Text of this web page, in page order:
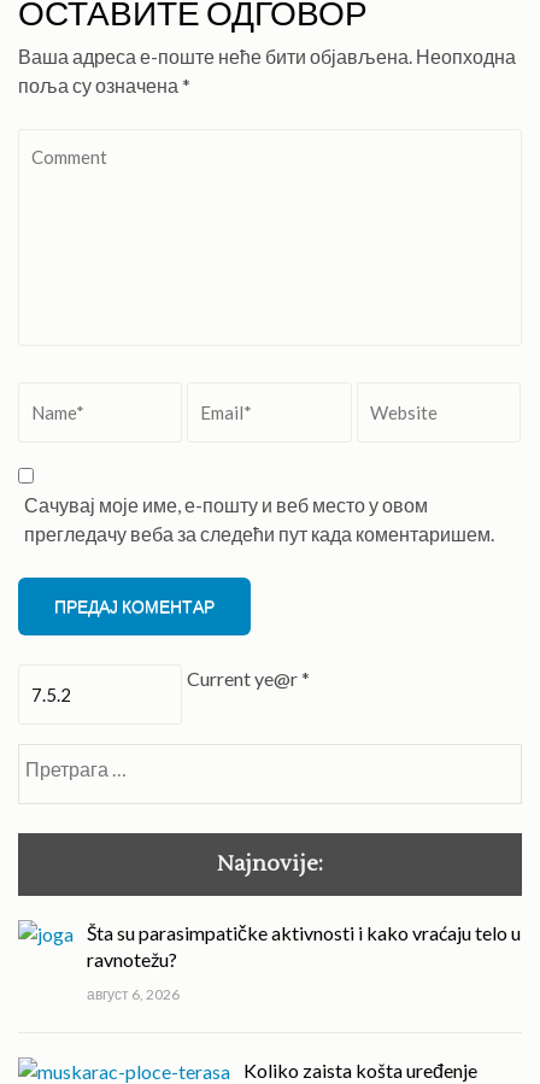
ОСТАВИТЕ ОДГОВОР
Ваша адреса е-поште неће бити објављена. Неопходна
поља су означена *
Сачувај моје име, е-пошту и веб место у овом
прегледачу веба за следећи пут када коментаришем.
Current ye@r*
Najnovije:
Šta su parasimpatičke aktivnosti i kako vraćaju telo u
ravnotežu?
август 6, 2026
Koliko zaista košta uređenje